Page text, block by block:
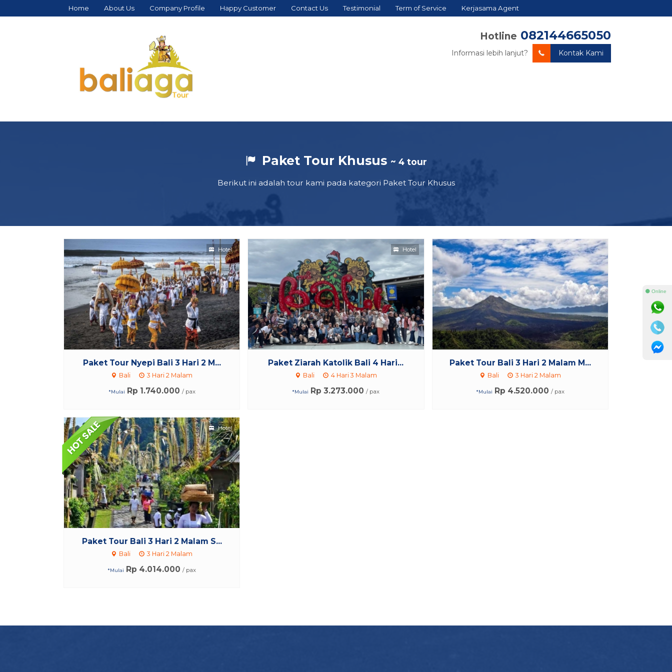
Home About Us Company Profile Happy Customer Contact Us Testimonial Term of Service Kerjasama Agent
Hotline 082144665050
Informasi lebih lanjut? Kontak Kami
Paket Tour Khusus ~ 4 tour
Berikut ini adalah tour kami pada kategori Paket Tour Khusus
Paket Tour Nyepi Bali 3 Hari 2 M...
Bali 3 Hari 2 Malam
*Mulai Rp 1.740.000 / pax
Hotel
Paket Ziarah Katolik Bali 4 Hari...
Bali 4 Hari 3 Malam
*Mulai Rp 3.273.000 / pax
Hotel
Paket Tour Bali 3 Hari 2 Malam M...
Bali 3 Hari 2 Malam
*Mulai Rp 4.520.000 / pax
Paket Tour Bali 3 Hari 2 Malam S...
Bali 3 Hari 2 Malam
*Mulai Rp 4.014.000 / pax
Hotel
⚫ Online